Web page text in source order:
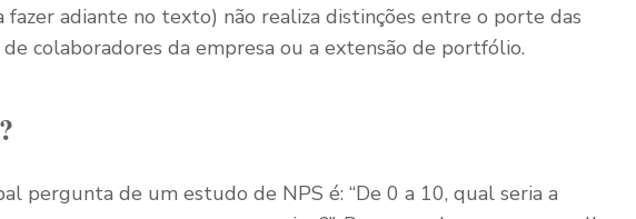
fazer adiante no texto) não realiza distinções entre o porte das
colaboradores da empresa ou a extensão de portfólio.
pergunta de um estudo de NPS é: “De 0 a 10, qual seria a